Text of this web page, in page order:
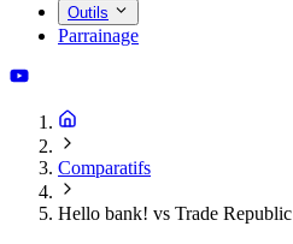
Outils
Parrainage
Comparatifs
Hello bank! vs Trade Republic